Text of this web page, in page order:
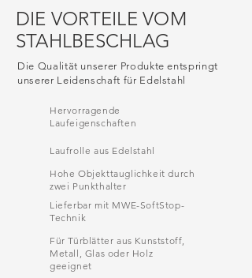
DIE VORTEILE VOM
STAHLBESCHLAG
Die Qualität unserer Produkte entspringt
unserer Leidenschaft für Edelstahl
Hervorragende
Laufeigenschaften
Laufrolle aus Edelstahl
Hohe Objekttauglichkeit durch
zwei Punkthalter
Lieferbar mit MWE-SoftStop-
Technik
Für Türblätter aus Kunststoff,
Metall, Glas oder Holz
geeignet